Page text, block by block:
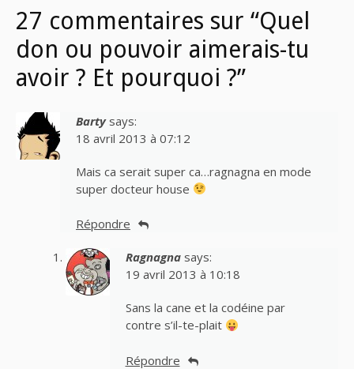
27 commentaires sur “Quel
don ou pouvoir aimerais-tu
avoir ? Et pourquoi ?”
Barty says:
18 avril 2013 à 07:12
Mais ca serait super ca…ragnagna en mode
super docteur house
Répondre
Ragnagna says:
19 avril 2013 à 10:18
Sans la cane et la codéine par
contre s’il-te-plait
Répondre